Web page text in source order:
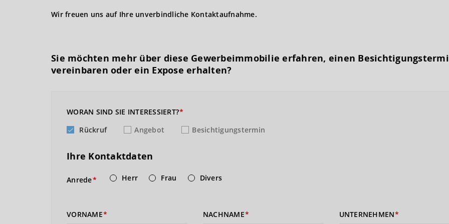
Wir freuen uns auf Ihre unverbindliche Kontaktaufnahme.
Sie möchten mehr über diese Gewerbeimmobilie erfahren, einen
vereinbaren oder ein Expose erhalten?
WORAN SIND SIE INTERESSIERT?
Rückruf
Angebot Besichtigungstermin
Ihre Kontaktdaten
Anrede Herr Frau Divers
VORNAME NACHNAME UNTERNEHMEN